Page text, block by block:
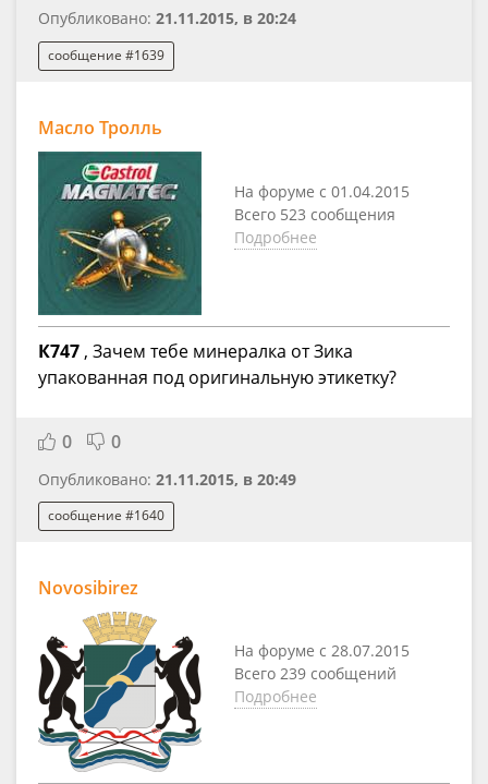
Опубликовано: 21.11.2015, в 20:24
сообщение #1639
Масло Тролль
На форуме с 01.04.2015
Всего 523 сообщения
Подробнее
К747 , Зачем тебе минералка от Зика
упакованная под оригинальную этикетку?
0 0
Опубликовано: 21.11.2015, в 20:49
сообщение #1640
Novosibirez
На форуме с 28.07.2015
Всего 239 сообщений
Подробнее